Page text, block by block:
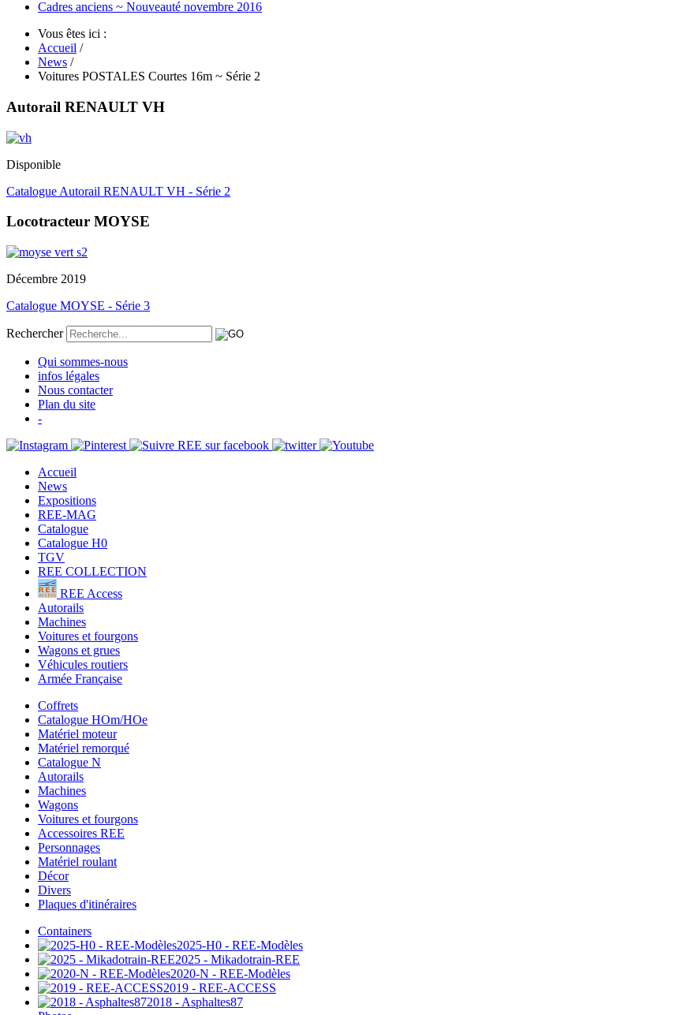
Cadres anciens ~ Nouveauté novembre 2016
Vous êtes ici :
Accueil /
News /
Voitures POSTALES Courtes 16m ~ Série 2
Autorail RENAULT VH
Disponible
Catalogue Autorail RENAULT VH - Série 2
Locotracteur MOYSE
Décembre 2019
Catalogue MOYSE - Série 3
Rechercher
Qui sommes-nous
infos légales
Nous contacter
Plan du site
-
Accueil
News
Expositions
REE-MAG
Catalogue
Catalogue H0
TGV
REE COLLECTION
REE Access
Autorails
Machines
Voitures et fourgons
Wagons et grues
Véhicules routiers
Armée Française
Coffrets
Catalogue HOm/HOe
Matériel moteur
Matériel remorqué
Catalogue N
Autorails
Machines
Wagons
Voitures et fourgons
Accessoires REE
Personnages
Matériel roulant
Décor
Divers
Plaques d'itinéraires
Containers
2025-H0 - REE-Modèles
2025 - Mikadotrain-REE
2020-N - REE-Modèles
2019 - REE-ACCESS
2018 - Asphaltes87